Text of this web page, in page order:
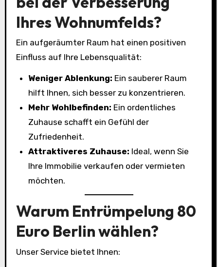
Ihres Wohnumfelds?
Ein aufgeräumter Raum hat einen positiven
Einfluss auf Ihre Lebensqualität:
Weniger Ablenkung: Ein sauberer Raum
hilft Ihnen, sich besser zu konzentrieren.
Mehr Wohlbefinden: Ein ordentliches
Zuhause schafft ein Gefühl der
Zufriedenheit.
Attraktiveres Zuhause: Ideal, wenn Sie
Ihre Immobilie verkaufen oder vermieten
möchten.
Warum Entrümpelung 80
Euro Berlin wählen?
Unser Service bietet Ihnen: